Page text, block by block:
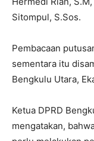
Sitompul, S.Sos.
Pembacaan
sementara itu
Bengkulu Utara,
Ketua DPRD
mengatakan,